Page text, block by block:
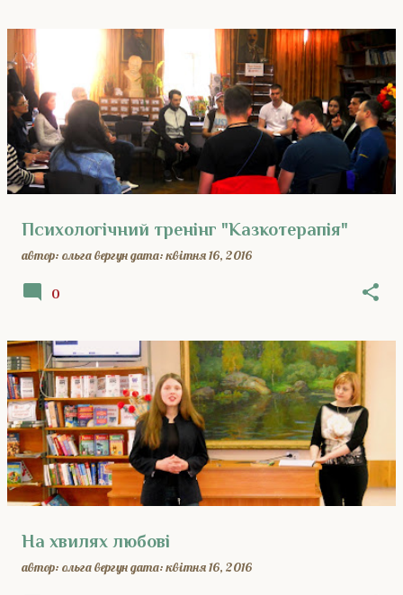
Психологічний тренінг "Казкотерапія"
автор: ольга вергундата:квітня 16, 2016
0
На хвилях любові
автор: ольга вергундата:квітня 16, 2016